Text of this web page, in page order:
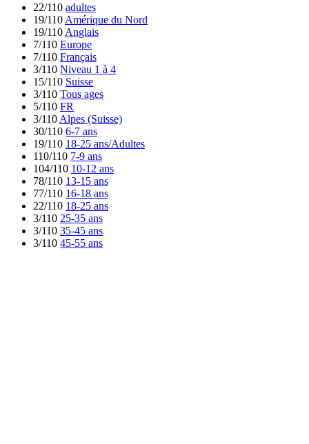
22/110 adultes
19/110 Amérique du Nord
19/110 Anglais
7/110 Europe
7/110 Français
3/110 Niveau 1 à 4
15/110 Suisse
3/110 Tous ages
5/110 FR
3/110 Alpes (Suisse)
30/110 6-7 ans
19/110 18-25 ans/Adultes
110/110 7-9 ans
104/110 10-12 ans
78/110 13-15 ans
77/110 16-18 ans
22/110 18-25 ans
3/110 25-35 ans
3/110 35-45 ans
3/110 45-55 ans